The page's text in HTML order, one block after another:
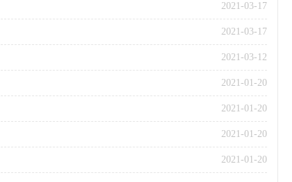
2021-03-17
2021-03-17
2021-03-12
2021-01-20
2021-01-20
2021-01-20
2021-01-20